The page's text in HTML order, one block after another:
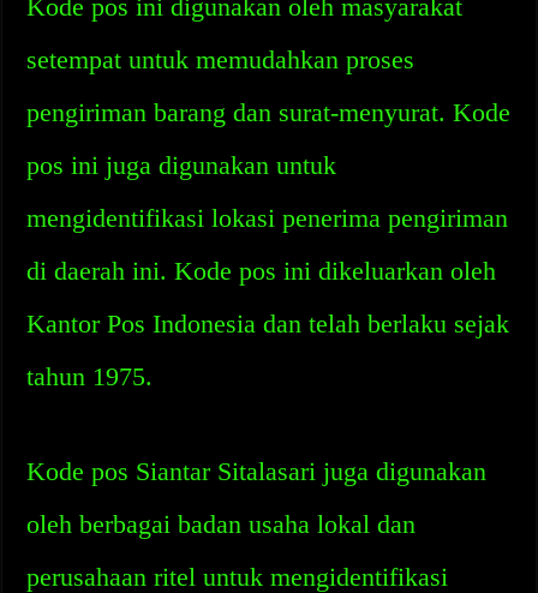
Kode pos ini digunakan oleh masyarakat
setempat untuk memudahkan proses
pengiriman barang dan surat-menyurat. Kode
pos ini juga digunakan untuk
mengidentifikasi lokasi penerima pengiriman
di daerah ini. Kode pos ini dikeluarkan oleh
Kantor Pos Indonesia dan telah berlaku sejak
tahun 1975.
Kode pos Siantar Sitalasari juga digunakan
oleh berbagai badan usaha lokal dan
perusahaan ritel untuk mengidentifikasi